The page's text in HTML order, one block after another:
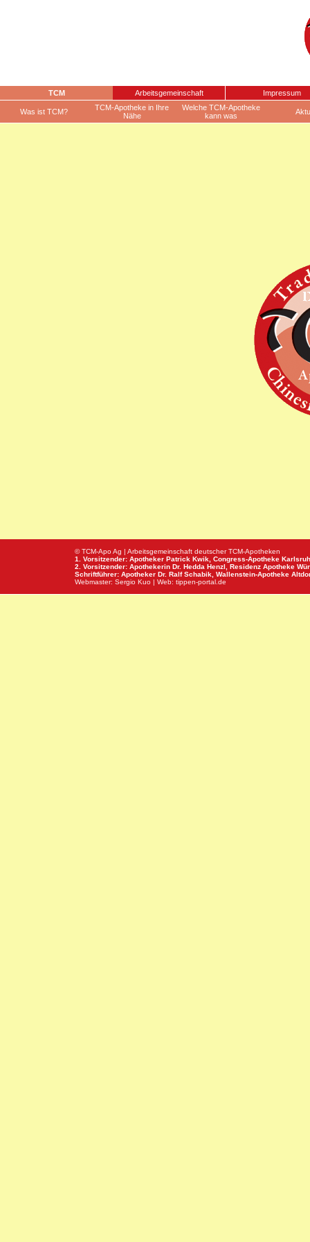
TCM Arbeitsgemeinschaft Impressum
Was ist TCM?
TCM-Apotheke in Ihre
Nähe
Welche TCM-Apotheke
kann was
© TCM-Apo Ag | Arbeitsgemeinschaft deutscher TCM-Apotheken
1. Vorsitzender: Apotheker Patrick Kwik, Congress-Apotheke
2. Vorsitzender: Apothekerin Dr. Hedda Henzl, Residenz Apotheke
Schriftführer: Apotheker Dr. Ralf Schabik, Wallenstein-Apotheke
Webmaster: Sergio Kuo | Web: tippen-portal.de